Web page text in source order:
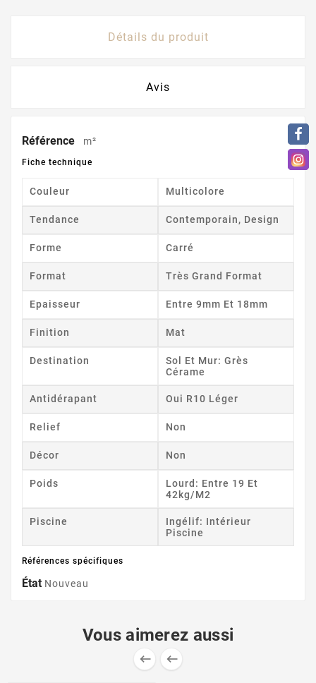
Détails du produit
Avis
Référence m²
Fiche technique
Couleur Multicolore
Tendance Contemporain, Design
Forme Carré
Format Très Grand Format
Epaisseur Entre 9mm Et 18mm
Finition Mat
Destination
Sol Et Mur: Grès
Cérame
Antidérapant Oui R10 Léger
Relief Non
Décor Non
Poids
Lourd: Entre 19 Et
42kg/m2
Piscine
Ingélif: Intérieur
Piscine
Références spécifiques
État Nouveau
Vous aimerez aussi
 